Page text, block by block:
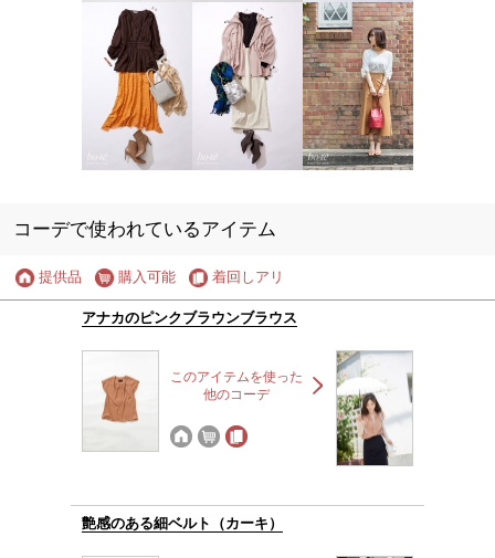
コーデで使われているアイテム
提供品 購入可能 着回しアリ
アナカのピンクブラウンブラウス
このアイテムを使った
他のコーデ
艶感のある細ベルト（カーキ）